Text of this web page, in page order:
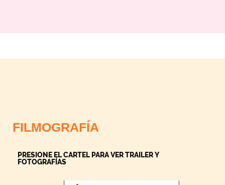
FILMOGRAFÍA
PRESIONE EL CARTEL PARA VER TRAILER Y
FOTOGRAFÍAS